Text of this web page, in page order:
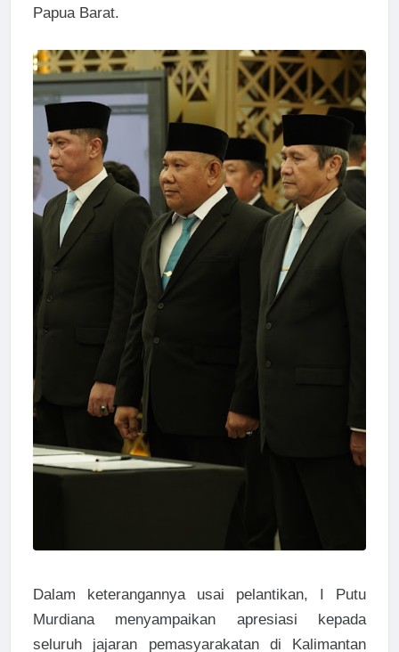
Papua Barat.
Dalam keterangannya usai pelantikan, I Putu
Murdiana menyampaikan apresiasi kepada
seluruh jajaran pemasyarakatan di Kalimantan